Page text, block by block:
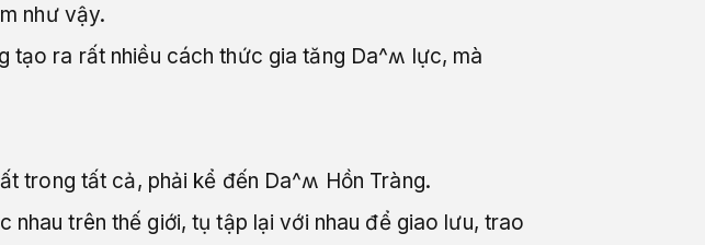
như vậy.
tạo ra rất nhiều cách thức gia tăng Da^ʍ lực, mà
trong tất cả, phải kể đến Da^ʍ Hồn Tràng.
trên thế giới, tụ tập lại với nhau để giao lưu, trao